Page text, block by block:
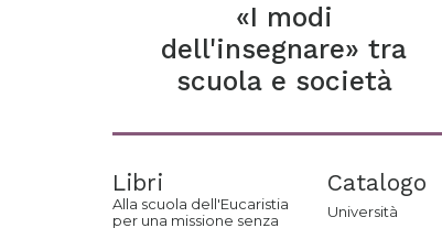
«I modi
dell'insegnare» tra
scuola e società
Libri
Alla scuola dell'Eucaristia
per una missione senza
Catalogo
Università